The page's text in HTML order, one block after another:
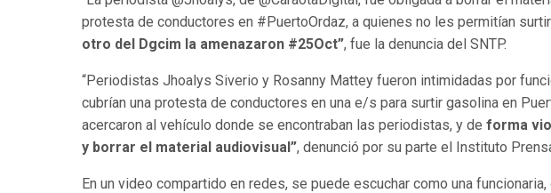
protesta de conductores en #PuertoOrdaz, a quienes no les permitían
otro del Dgcim la amenazaron #25Oct”, fue la denuncia del SNTP.
“Periodistas Jhoalys Siverio y Rosanny Mattey fueron intimidadas por
cubrían una protesta de conductores en una e/s para surtir gasolina en
acercaron al vehículo donde se encontraban las periodistas, y de forma
y borrar el material audiovisual”, denunció por su parte el Instituto
En un video compartido en redes, se puede escuchar como una